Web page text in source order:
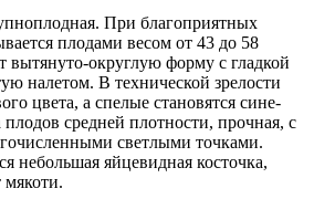
При благоприятных
плодами весом от 43 до 58
округлую форму с гладкой
налетом. В технической зрелости
цвета, а спелые становятся сине-
средней плотности, прочная, с
светлыми точками.
небольшая яйцевидная косточка,
мякоти.